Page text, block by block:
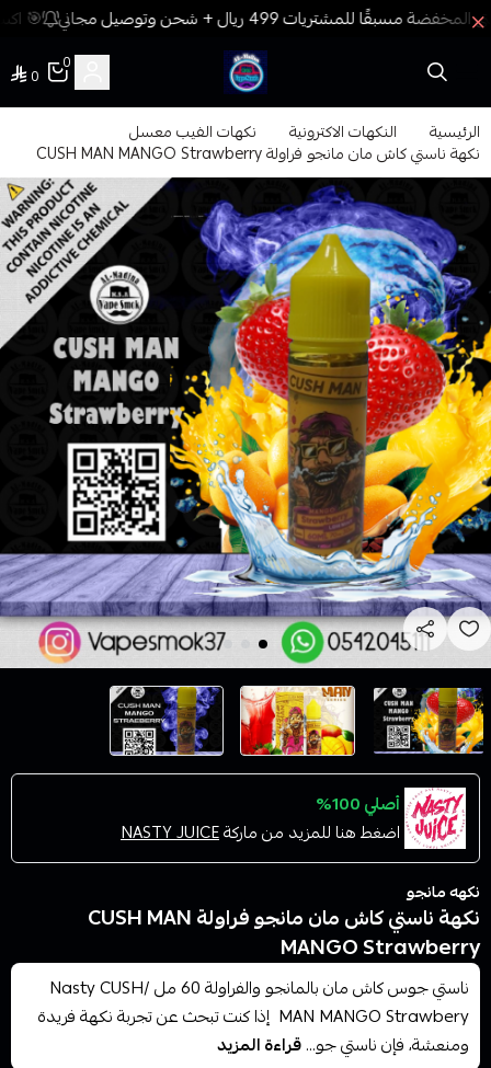
🎯
فيب المدينة
0
0
الرئيسية النكهات الاكترونية نكهات الفيب معسل
نكهة ناستي كاش مان مانجو فراولة CUSH MAN MANGO Strawberry
أصلي 100%
اضغط هنا للمزيد من ماركةNASTY JUICE
نكهه مانجو
نكهة ناستي كاش مان مانجو فراولة CUSH MAN
MANGO Strawberry
ناستي جوس كاش مان بالمانجو والفراولة 60 مل /Nasty CUSH
MAN MANGO Strawbery إذا كنت تبحث عن تجربة نكهة فريدة
ومنعشة، فإن ناستي جو...قراءة المزيد